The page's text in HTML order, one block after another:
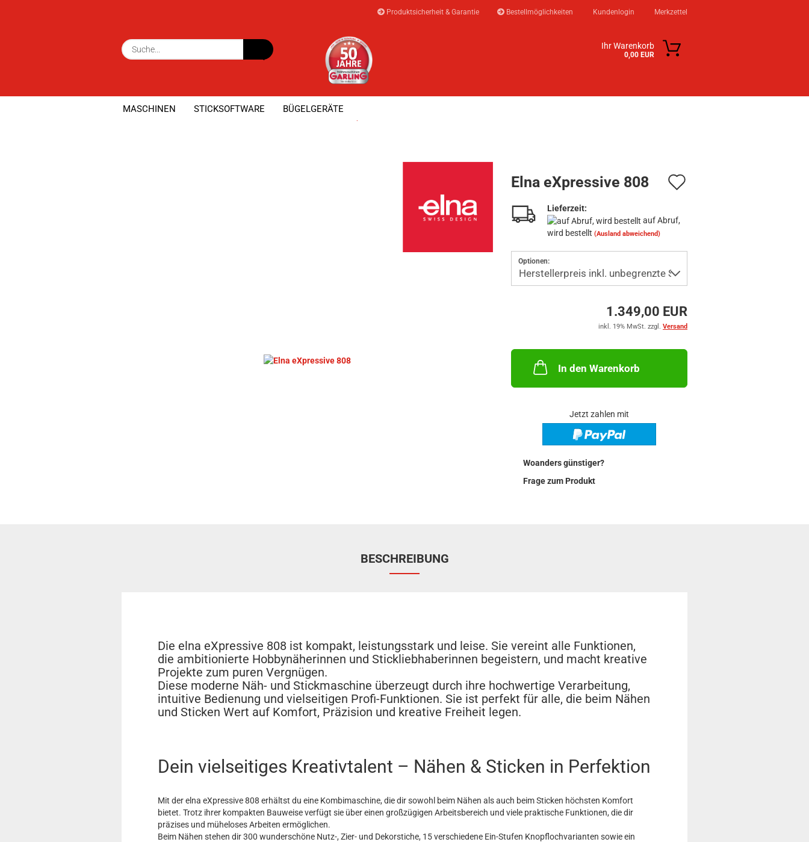
Produktsicherheit & Garantie Bestellmöglichkeiten Kundenlogin
Konto erstellen
Passwort vergessen?
Merkzettel
Suche... Ihr Warenkorb
0,00 EUR
MASCHINEN STICKSOFTWARE BÜGELGERÄTE
Elna eXpressive 808
Lieferzeit:
auf Abruf,
wird bestellt (Ausland abweichend)
Optionen:
1.349,00 EUR
inkl. 19% MwSt. zzgl. Versand
In den Warenkorb
Jetzt zahlen mit
Woanders günstiger?
Frage zum Produkt
BESCHREIBUNG
Die elna eXpressive 808 ist kompakt, leistungsstark und leise. Sie vereint alle Funktionen,
die ambitionierte Hobbynäherinnen und Stickliebhaberinnen begeistern, und macht kreative
Projekte zum puren Vergnügen.
Diese moderne Näh- und Stickmaschine überzeugt durch ihre hochwertige Verarbeitung,
intuitive Bedienung und vielseitigen Profi-Funktionen. Sie ist perfekt für alle, die beim Nähen
und Sticken Wert auf Komfort, Präzision und kreative Freiheit legen.
Dein vielseitiges Kreativtalent – Nähen & Sticken in Perfektion
Mit der elna eXpressive 808 erhältst du eine Kombimaschine, die dir sowohl beim Nähen als auch beim Sticken höchsten Komfort
bietet. Trotz ihrer kompakten Bauweise verfügt sie über einen großzügigen Arbeitsbereich und viele praktische Funktionen, die dir
präzises und müheloses Arbeiten ermöglichen.
Beim Nähen stehen dir 300 wunderschöne Nutz-, Zier- und Dekorstiche, 15 verschiedene Ein-Stufen Knopflochvarianten sowie ein